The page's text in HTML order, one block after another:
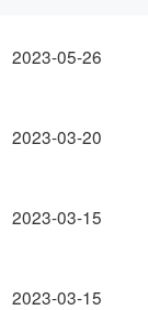
2023-05-26
2023-03-20
2023-03-15
2023-03-15